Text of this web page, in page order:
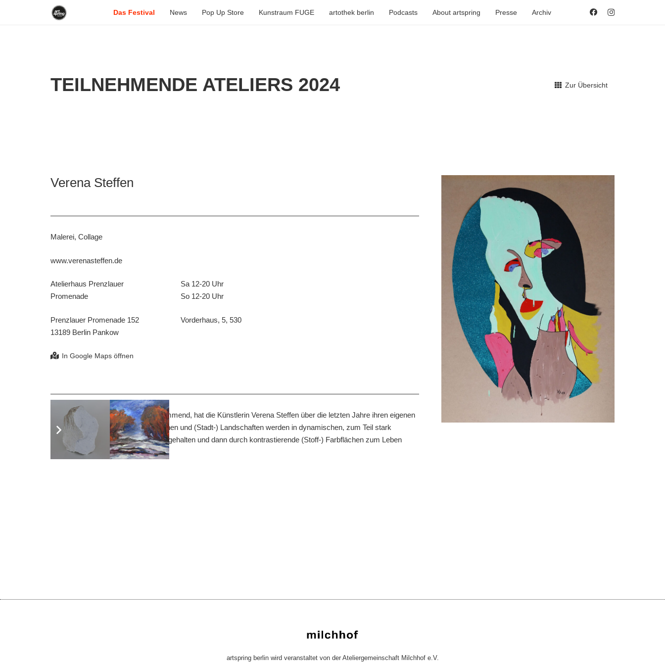
Das Festival News Pop Up Store Kunstraum FUGE artothek berlin Podcasts About artspring Presse Archiv
TEILNEHMENDE ATELIERS 2024 Zur Übersicht
Verena Steffen
Malerei, Collage
www.verenasteffen.de
Atelierhaus Prenzlauer
Promenade
Prenzlauer Promenade 152
13189 Berlin Pankow
Sa 12-20 Uhr
So 12-20 Uhr
Vorderhaus, 5, 530
Aus dem zeitgenössischen Tanz kommend, hat die Künstlerin Verena Steffen über die letzten Jahre ihren eigenen
Stil in der Malerei entwickelt. Menschen und (Stadt-) Landschaften werden in dynamischen, zum Teil stark
abstrahierten Strichzeichnungen festgehalten und dann durch kontrastierende (Stoff-) Farbflächen zum Leben
erweckt.
artspring berlin wird veranstaltet von der Ateliergemeinschaft Milchhof e.V.